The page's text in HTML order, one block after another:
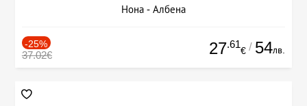
Нона - Албена
-25%
37.02€ 27.61
€ / 54лв.